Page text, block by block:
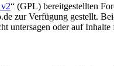
“ (GPL) bereitgestellten
zur Verfügung gestellt.
untersagen oder auf